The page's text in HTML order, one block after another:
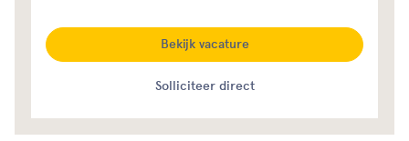
Solliciteer direct
Bekijk vacature